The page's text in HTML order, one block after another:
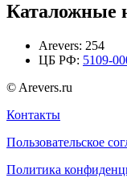
Каталожные
Arevers: 254
ЦБ РФ: 5109-
© Arevers.ru
Контакты
Пользовательское
Политика